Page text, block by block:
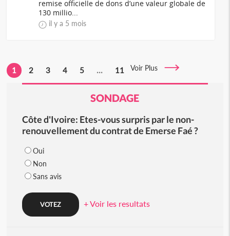
remise officielle de dons d’une valeur globale de
130 millio...
il y a 5 mois
1 2 3 4 5 ... 11 Voir Plus
SONDAGE
Côte d'Ivoire: Etes-vous surpris par le non-
renouvellement du contrat de Emerse Faé ?
Oui
Non
Sans avis
+ Voir les resultats